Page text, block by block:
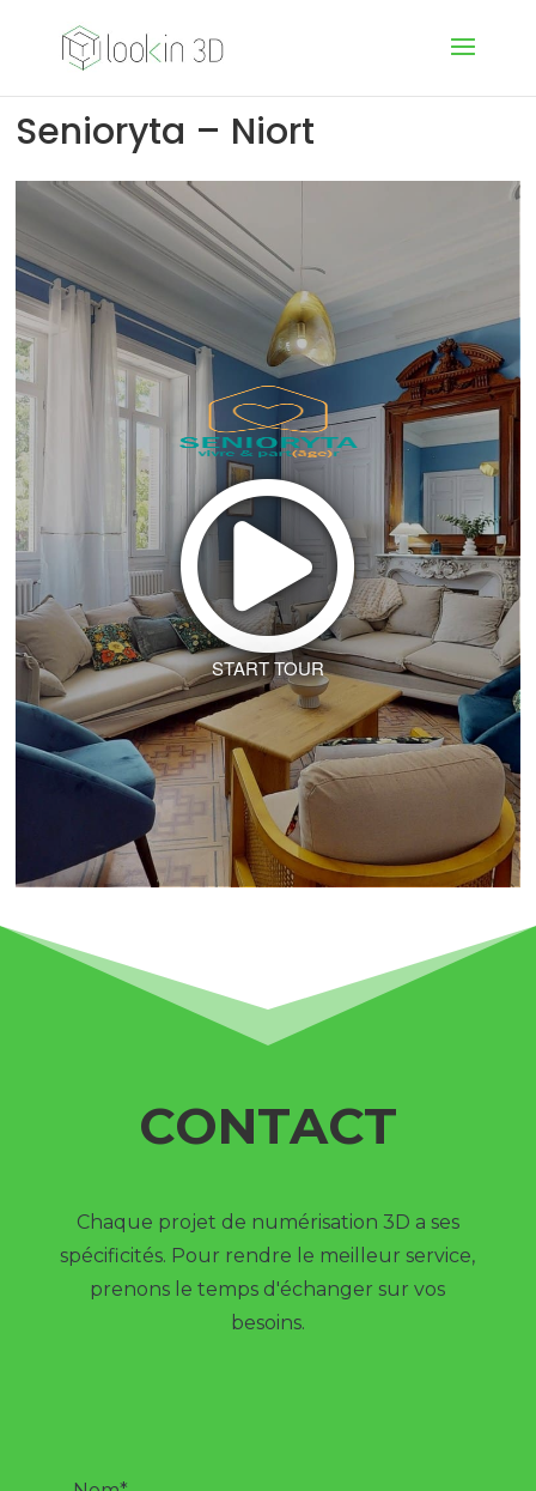
Senioryta – Niort
START TOUR
CONTACT
Chaque projet de numérisation 3D a ses
spécificités. Pour rendre le meilleur service,
prenons le temps d'échanger sur vos
besoins.